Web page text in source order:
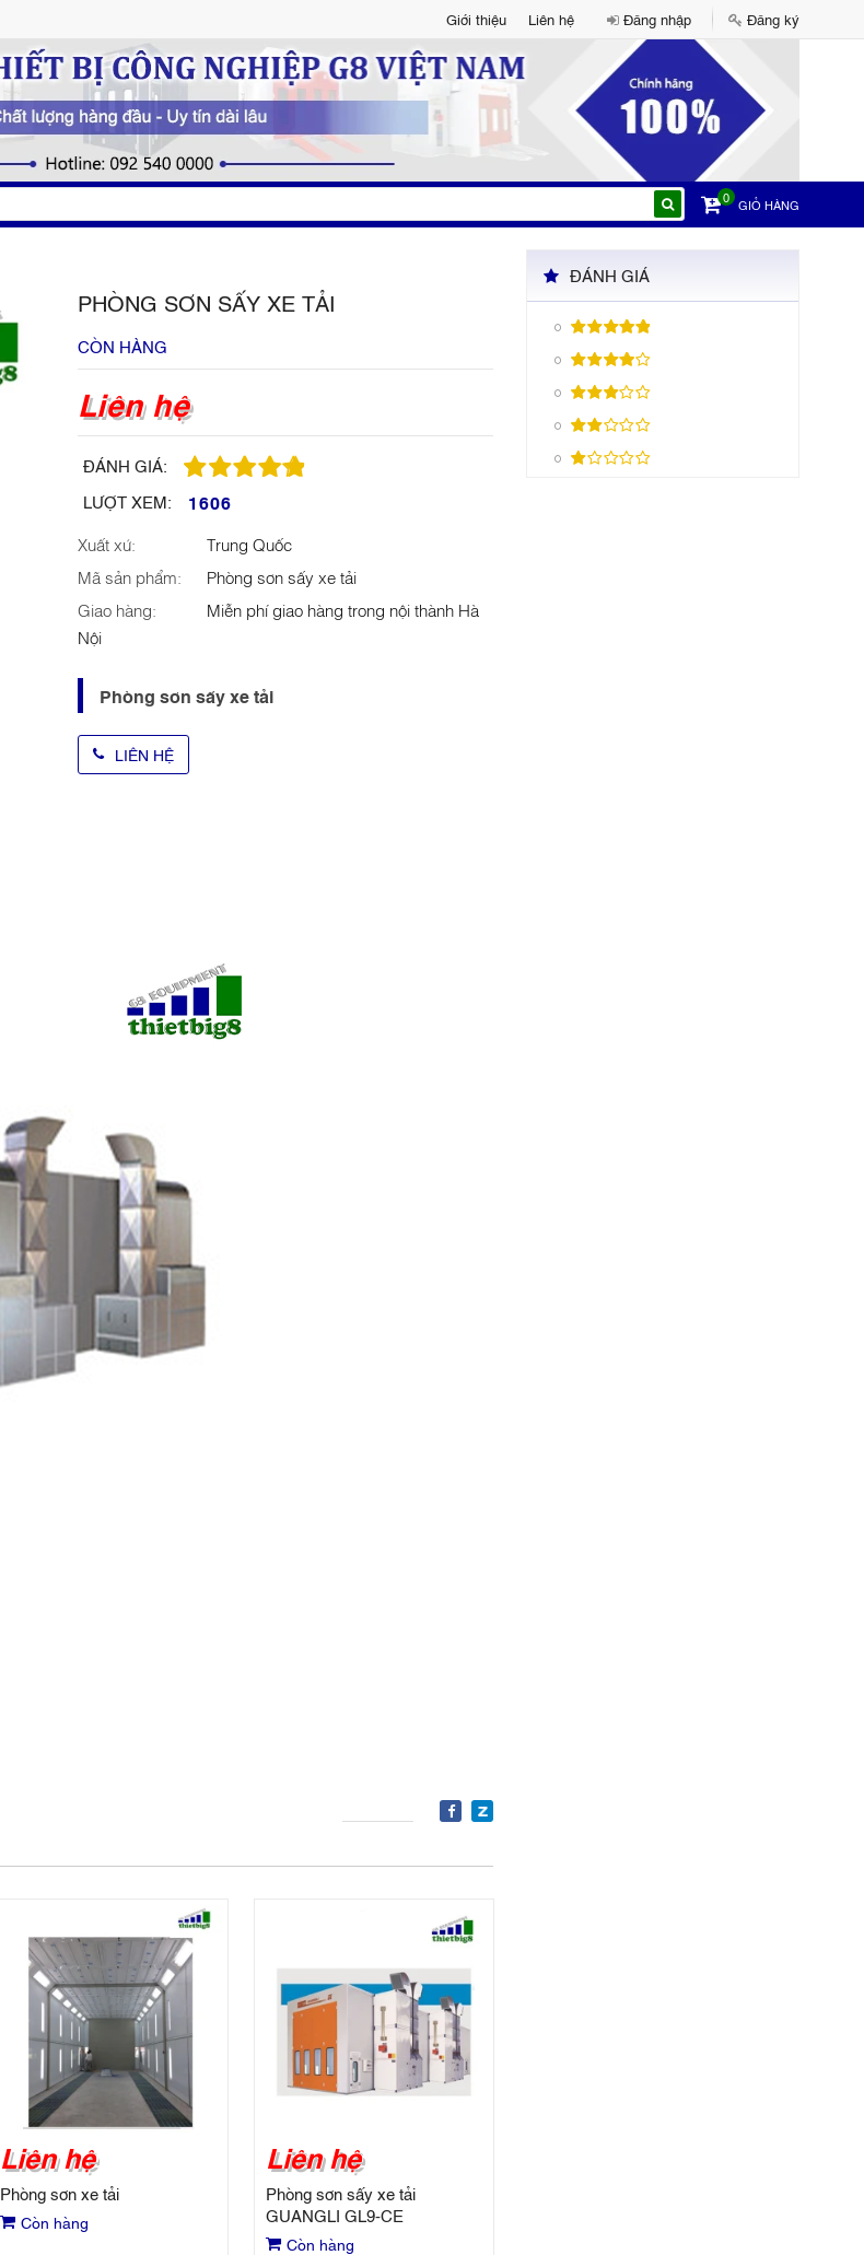
Giới thiệu Liên hệ Đăng nhập Đăng ký
GIỎ HÀNG
0
PHÒNG SƠN SẤY XE TẢI
CÒN HÀNG
Liên hệ
ĐÁNH GIÁ:
LƯỢT XEM:
1606
Xuất xứ:
Trung Quốc
Mã sản phẩm:
Phòng sơn sấy xe tải
Giao hàng:
Miễn phí giao hàng trong nội thành Hà
Nội
Phòng sơn sấy xe tải
LIÊN HỆ
Liên hệ
Phòng sơn xe tải
Còn hàng
Liên hệ
Phòng sơn sấy xe tải
GUANGLI GL9-CE
Còn hàng
ĐÁNH GIÁ